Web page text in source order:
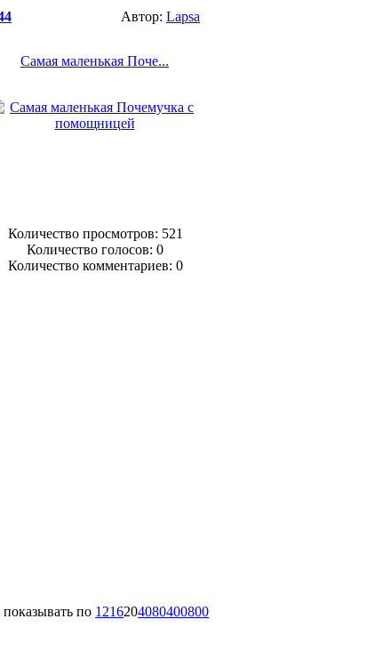
Автор: Lapsa
Самая маленькая Поче...
Количество просмотров: 521
Количество голосов: 0
Количество комментариев: 0
показывать по 1216204080400800